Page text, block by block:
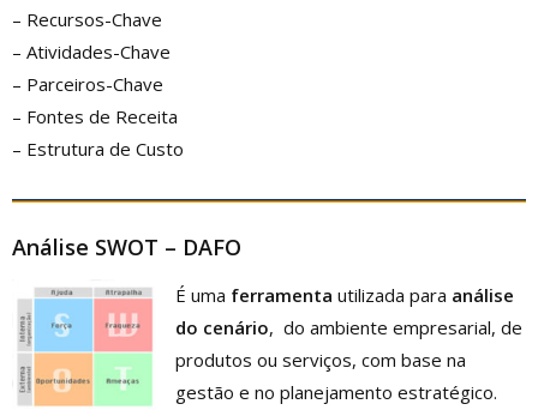
– Recursos-Chave
– Atividades-Chave
– Parceiros-Chave
– Fontes de Receita
– Estrutura de Custo
Análise SWOT – DAFO
É uma ferramenta utilizada para análise
do cenário, do ambiente empresarial, de
produtos ou serviços, com base na
gestão e no planejamento estratégico.